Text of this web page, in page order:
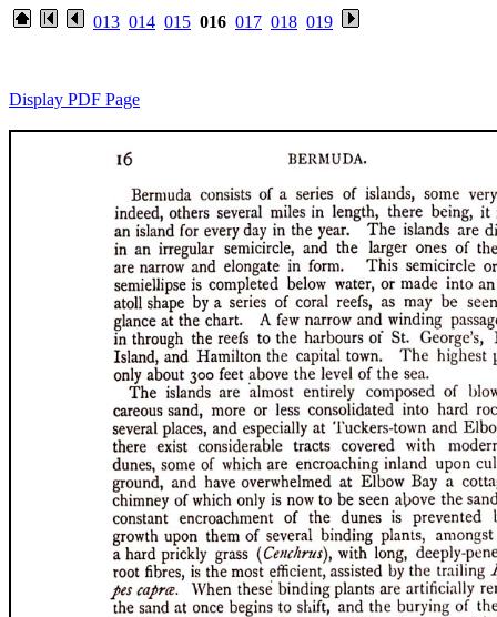
013 014 015 016 017 018 019
Display PDF Page